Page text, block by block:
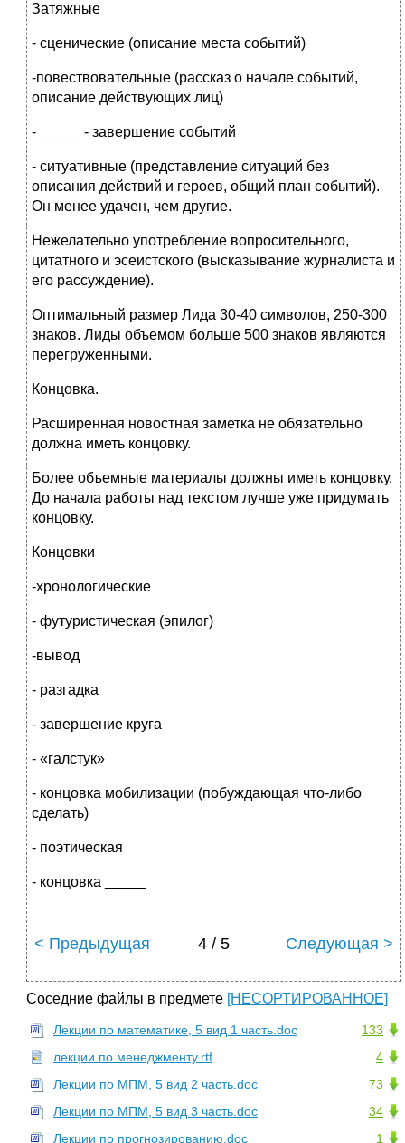
Затяжные
- сценические (описание места событий)
-повествовательные (рассказ о начале событий,
описание действующих лиц)
- _____ - завершение событий
- ситуативные (представление ситуаций без
описания действий и героев, общий план событий).
Он менее удачен, чем другие.
Нежелательно употребление вопросительного,
цитатного и эсеистского (высказывание журналиста и
его рассуждение).
Оптимальный размер Лида 30-40 символов, 250-300
знаков. Лиды объемом больше 500 знаков являются
перегруженными.
Концовка.
Расширенная новостная заметка не обязательно
должна иметь концовку.
Более объемные материалы должны иметь концовку.
До начала работы над текстом лучше уже придумать
концовку.
Концовки
-хронологические
- футуристическая (эпилог)
-вывод
- разгадка
- завершение круга
- «галстук»
- концовка мобилизации (побуждающая что-либо
сделать)
- поэтическая
- концовка _____
< Предыдущая 4 / 5 Следующая >
Соседние файлы в предмете [НЕСОРТИРОВАННОЕ]
133
Лекции по математике, 5 вид 1 часть.doc
4
лекции по менеджменту.rtf
73
Лекции по МПМ, 5 вид 2 часть.doc
34
Лекции по МПМ, 5 вид 3 часть.doc
1
Лекции по прогнозированию.doc